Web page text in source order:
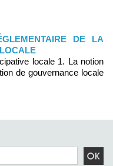
DE LA
locale 1. La notion
de gouvernance locale